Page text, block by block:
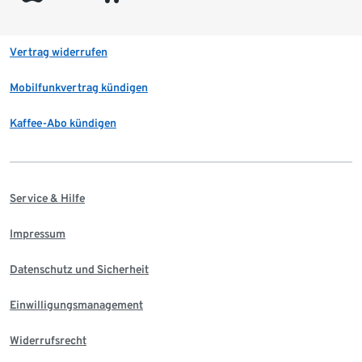
Vertrag widerrufen
Mobilfunkvertrag kündigen
Kaffee-Abo kündigen
Service & Hilfe
Impressum
Datenschutz und Sicherheit
Einwilligungsmanagement
Widerrufsrecht